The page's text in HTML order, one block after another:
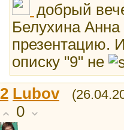
добрый
Белухина
презентацию.
описку "9" не
2 Lubоv
0